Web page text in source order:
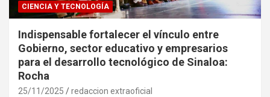
CIENCIA Y TECNOLOGÍA
Indispensable fortalecer el vínculo entre
Gobierno, sector educativo y empresarios
para el desarrollo tecnológico de Sinaloa:
Rocha
25/11/2025 redaccion extraoficial